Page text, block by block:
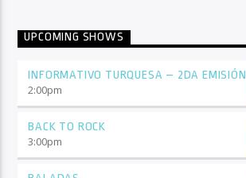
UPCOMING SHOWS
INFORMATIVO TURQUESA – 2DA EMISIÓN
2:00pm
BACK TO ROCK
3:00pm